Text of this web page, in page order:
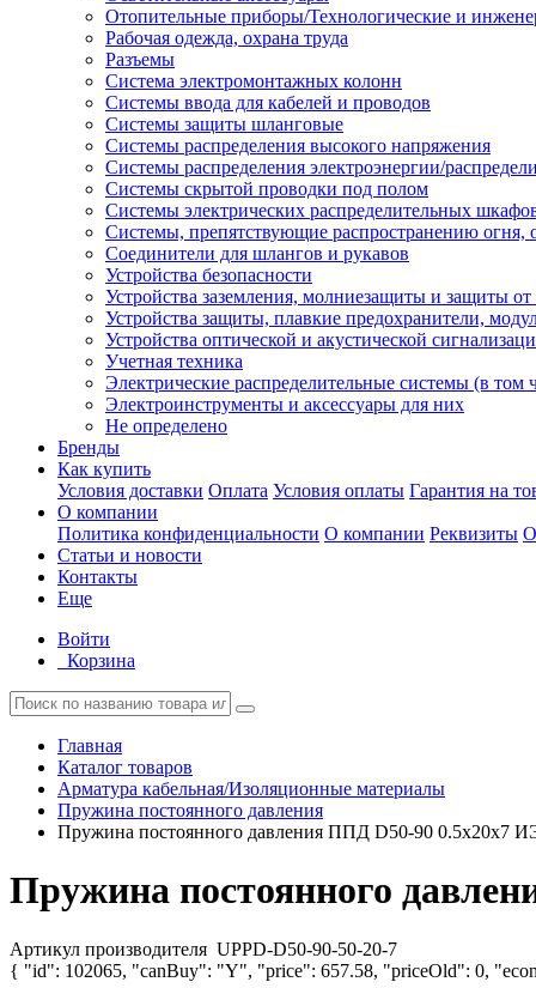
Отопительные приборы/Технологические и
Рабочая одежда, охрана труда
Разъемы
Система электромонтажных колонн
Системы ввода для кабелей и проводов
Системы защиты шланговые
Системы распределения высокого напряжения
Системы распределения электроэнергии/
Системы скрытой проводки под полом
Системы электрических распределительных
Системы, препятствующие распространению огня,
Соединители для шлангов и рукавов
Устройства безопасности
Устройства заземления, молниезащиты и защиты
Устройства защиты, плавкие предохранители,
Устройства оптической и акустической
Учетная техника
Электрические распределительные системы (в том
Электроинструменты и аксессуары для них
Не определено
Бренды
Как купить
Условия доставки Оплата Условия оплаты Гарантия на
О компании
Политика конфиденциальности О компании Реквизиты
Статьи и новости
Контакты
Еще
Войти
Корзина
Главная
Каталог товаров
Арматура кабельная/Изоляционные материалы
Пружина постоянного давления
Пружина постоянного давления ППД D50-90 0.5х20х7
Пружина постоянного
Артикул производителя UPPD-D50-90-50-20-7
{ "id": 102065, "canBuy": "Y", "price": 657.58, "priceOld": 0,